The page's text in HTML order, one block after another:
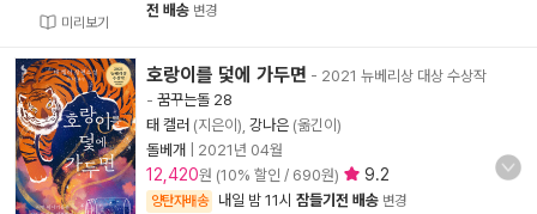
미리보기
전 배송 변경
호랑이를 덫에 가두면 - 2021 뉴베리상 대상 수상작
- 꿈꾸는돌 28
태 켈러 (지은이), 강나은 (옮긴이)
돌베개
2021년 04월
12,420원 (10% 할인 / 690원) 9.2
양탄자배송 내일 밤 11시 잠들기전 배송 변경